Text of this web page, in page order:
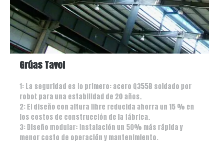
Grúas Tavol
1: La seguridad es lo primero: acero Q355B soldado por
robot para una estabilidad de 20 años.
2: El diseño con altura libre reducida ahorra un 15 % en
los costos de construcción de la fábrica.
3: Diseño modular: instalación un 50% más rápida y
menor costo de operación y mantenimiento.